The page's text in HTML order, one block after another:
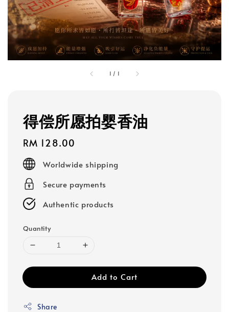
1 / 1
得偿所愿拍婴香油
Regular
price
RM 128.00
Worldwide shipping
Secure payments
Authentic products
Quantity
Add to Cart
Share